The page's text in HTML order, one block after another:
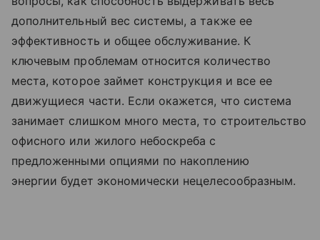
дополнительный вес системы, а также ее
эффективность и общее обслуживание. К
ключевым проблемам относится количество
места, которое займет конструкция и все ее
движущиеся части. Если окажется, что система
занимает слишком много места, то строительство
офисного или жилого небоскреба с
предложенными опциями по накоплению
энергии будет экономически нецелесообразным.